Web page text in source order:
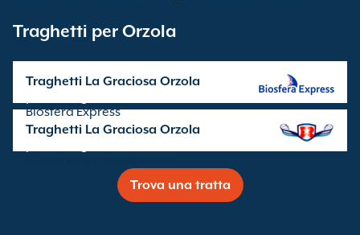
Traghetti per Orzola
Traghetti La Graciosa Orzola
Biosfera Express
Traghetti La Graciosa Orzola
Trova una tratta